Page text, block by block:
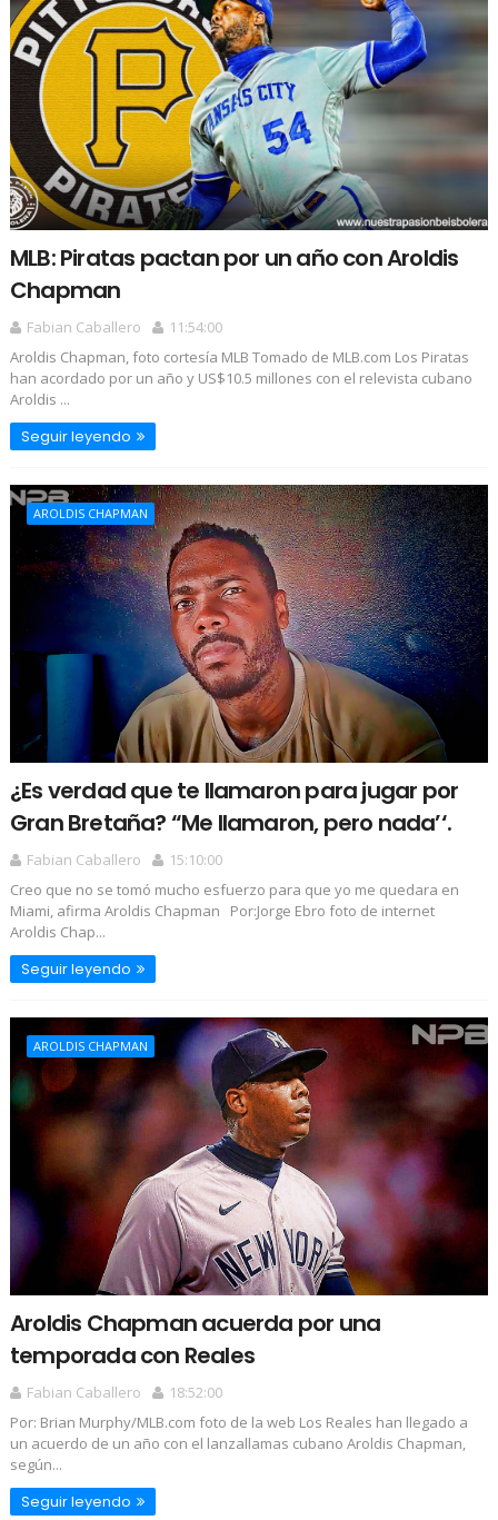
MLB: Piratas pactan por un año con Aroldis
Chapman
Fabian Caballero
11:54:00
Aroldis Chapman, foto cortesía MLB Tomado de MLB.com Los Piratas
han acordado por un año y US$10.5 millones con el relevista cubano
Aroldis ...
Seguir leyendo
AROLDIS CHAPMAN
¿Es verdad que te llamaron para jugar por
Gran Bretaña? “Me llamaron, pero nada’‘.
Fabian Caballero
15:10:00
Creo que no se tomó mucho esfuerzo para que yo me quedara en
Miami, afirma Aroldis Chapman Por:Jorge Ebro foto de internet
Aroldis Chap...
Seguir leyendo
AROLDIS CHAPMAN
Aroldis Chapman acuerda por una
temporada con Reales
Fabian Caballero
18:52:00
Por: Brian Murphy/MLB.com foto de la web Los Reales han llegado a
un acuerdo de un año con el lanzallamas cubano Aroldis Chapman,
según...
Seguir leyendo